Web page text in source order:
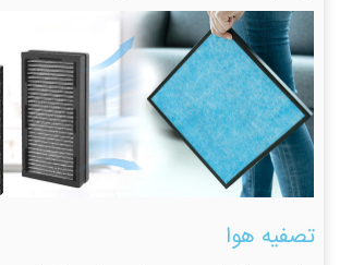
تصفیه هوا